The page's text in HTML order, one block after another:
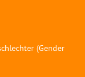
(Gender